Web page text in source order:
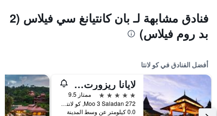
فنادق مشابهة لـ بان كانتيانغ سي فيلاس (2
بد روم فيلاس)
أفضل الفنادق في كو لانتا
لايانا ريزورت آند سبا
5 نجوم
ممتاز 9.5
272 Moo 3 Saladan, كو لانتا, تايلاند
0.0 كيلومتر عن وسط المدينة